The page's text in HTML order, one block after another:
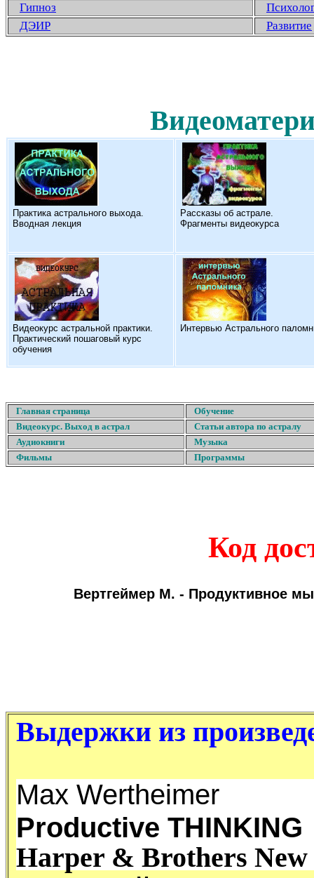
Гипноз
ДЭИР
Развитие
Практика астрального выхода.
Вводная лекция
Рассказы об астрале.
Фрагменты видеокурса
Видеокурс астральной практики.
Практический пошаговый курс
обучения
Интервью Астрального
Главная страница
Обучение
Видеокурс. Выход в астрал
Статьи автора по астралу
Аудиокниги
Музыка
Фильмы
Программы
Код
Вертгеймер М. - Продуктивное
Выдержки из
Max Wertheimer
Productive THINKING
Harper & Brothers